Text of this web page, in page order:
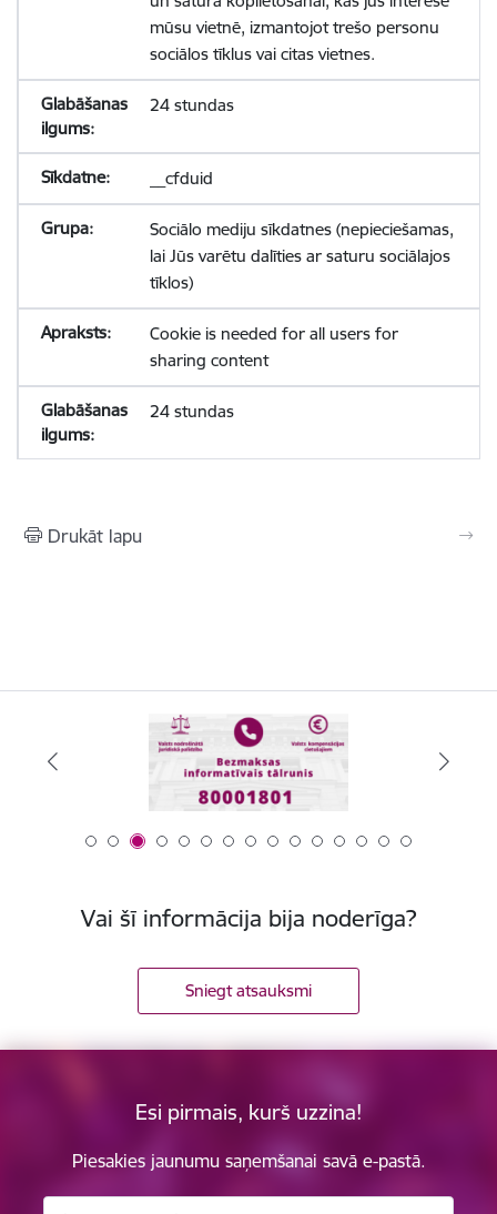
mūsu vietnē, izmantojot trešo personu
sociālos tīklus vai citas vietnes.
24 stundas
__cfduid
Sociālo mediju sīkdatnes (nepieciešamas,
lai Jūs varētu dalīties ar saturu sociālajos
tīklos)
Cookie is needed for all users for
sharing content
24 stundas
Drukāt lapu
Vai šī informācija bija noderīga?
Sniegt atsauksmi
Esi pirmais, kurš uzzina!
Piesakies jaunumu saņemšanai savā e-pastā.